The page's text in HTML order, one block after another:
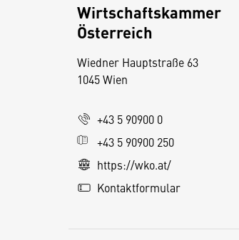
Wirtschaftskammer
Österreich
Wiedner Hauptstraße 63
1045 Wien
+43 5 90900 0
+43 5 90900 250
https://wko.at/
Kontaktformular